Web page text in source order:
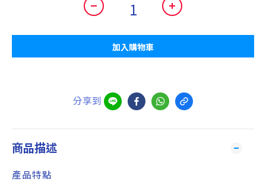
加入購物車
分享到
商品描述
產品特點